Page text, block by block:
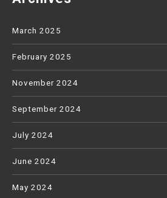
March 2025
February 2025
November 2024
September 2024
July 2024
June 2024
May 2024